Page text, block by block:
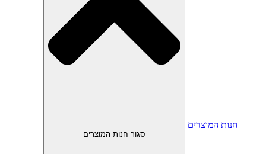
חנות המוצרים
סגור חנות המוצרים